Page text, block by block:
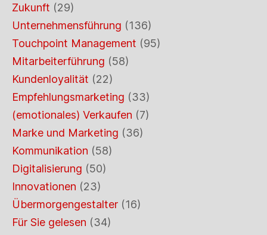
Zukunft (29)
Unternehmensführung (136)
Touchpoint Management (95)
Mitarbeiterführung (58)
Kundenloyalität (22)
Empfehlungsmarketing (33)
(emotionales) Verkaufen (7)
Marke und Marketing (36)
Kommunikation (58)
Digitalisierung (50)
Innovationen (23)
Übermorgengestalter (16)
Für Sie gelesen (34)